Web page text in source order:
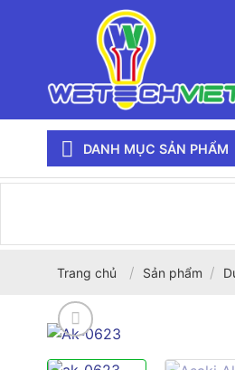
DANH MỤC SẢN PHẨM
Trang chủ / Sản phẩm /